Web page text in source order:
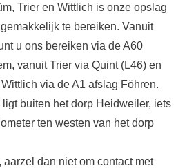
Trier en Wittlich is onze opslag
te bereiken. Vanuit
u ons bereiken via de A60
vanuit Trier via Quint (L46) en
via de A1 afslag Föhren.
ligt buiten het dorp Heidweiler, iets
ten westen van het dorp
aarzel dan niet om contact met